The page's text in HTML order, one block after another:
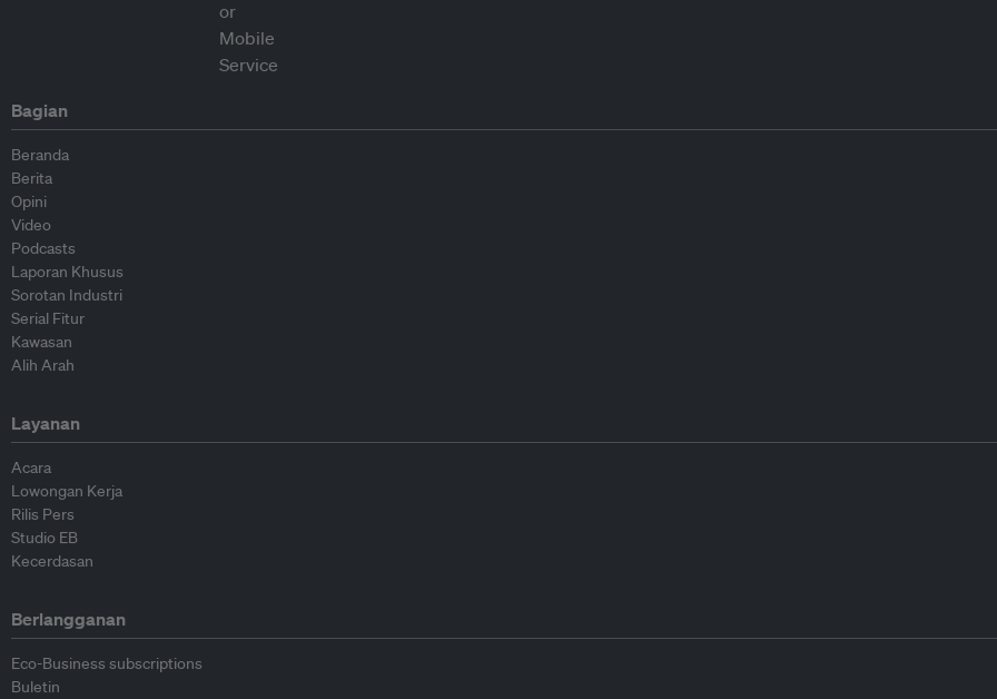
Bagian
Beranda
Berita
Opini
Video
Podcasts
Laporan Khusus
Sorotan Industri
Serial Fitur
Kawasan
Alih Arah
Layanan
Acara
Lowongan Kerja
Rilis Pers
Studio EB
Kecerdasan
Berlangganan
Eco-Business subscriptions
Buletin